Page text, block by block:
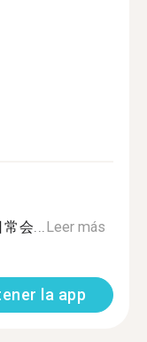
常会...Leer más
la app